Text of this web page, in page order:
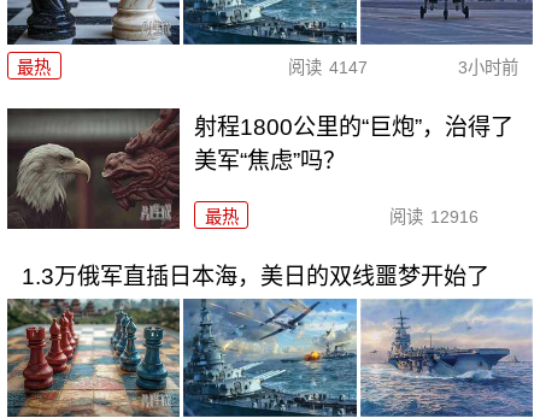
最热 阅读 4147 3小时前
射程1800公里的“巨炮”，治得了
美军“焦虑”吗？
最热 阅读 12916
1.3万俄军直插日本海，美日的双线噩梦开始了